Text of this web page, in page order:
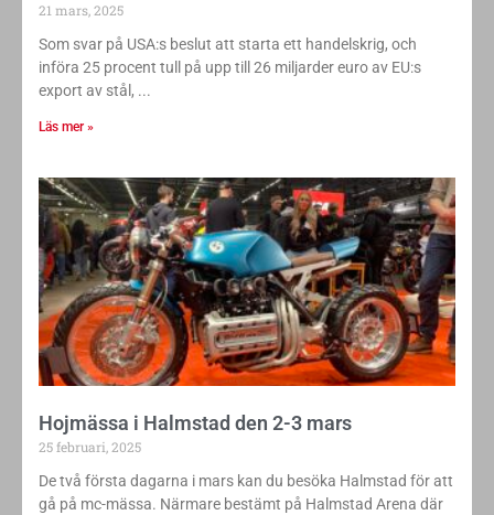
21 mars, 2025
Som svar på USA:s beslut att starta ett handelskrig, och
införa 25 procent tull på upp till 26 miljarder euro av EU:s
export av stål,
Läs mer »
Hojmässa i Halmstad den 2-3 mars
25 februari, 2025
De två första dagarna i mars kan du besöka Halmstad för att
gå på mc-mässa. Närmare bestämt på Halmstad Arena där